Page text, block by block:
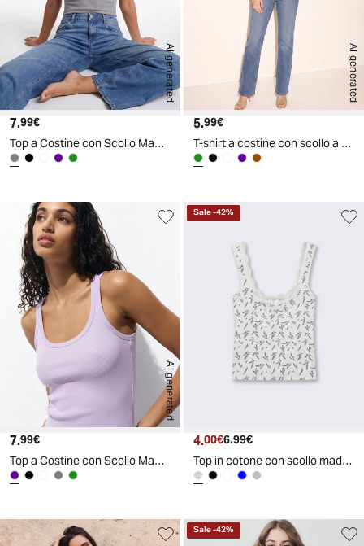
AI generated
Prezzo attuale
7.99€
Top a Costine con Scollo Madonna - Grigio
AI generated
Prezzo attuale
5.99€
T-shirt a costine con scollo a V - Ve.milit.
AI generated
Prezzo attuale
7.99€
Top a Costine con Scollo Madonna - Viola lavanda
Sale-42%
Prezzo attuale
4.00€ Prezzo originale
6.99€
Top in cotone con scollo madonna e fiocco
Sale-42%